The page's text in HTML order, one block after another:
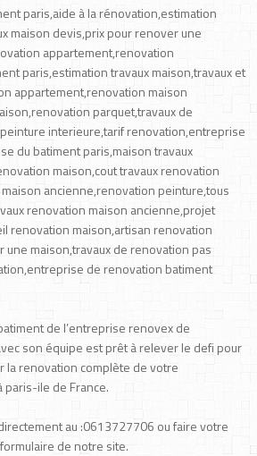
paris,aide à la rénovation,estimation
maison devis,prix pour renover une
appartement,renovation
paris,estimation travaux maison,travaux et
appartement,renovation maison
parquet,travaux de
interieure,tarif renovation,entreprise
du batiment paris,maison travaux
maison,cout travaux renovation
ancienne,renovation peinture,tous
renovation maison ancienne,projet
renovation maison,artisan renovation
maison,travaux de renovation pas
de renovation batiment
de l’entreprise renovex de
son équipe est prêt à relever le defi pour
la renovation complète de votre
paris-ile de France.
au :0613727706 ou faire votre
de notre site.